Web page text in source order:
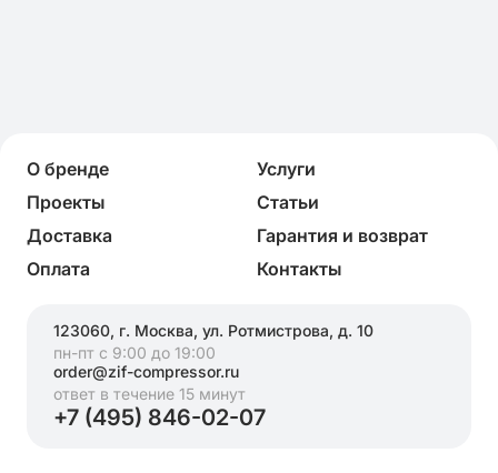
О бренде
Услуги
Проекты
Статьи
Доставка
Гарантия и возврат
Оплата
Контакты
123060, г. Москва, ул. Ротмистрова, д. 10
пн-пт с 9:00 до 19:00
order@zif-compressor.ru
ответ в течение 15 минут
+7 (495) 846-02-07